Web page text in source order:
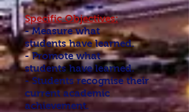
Specific Objectives:
- Measure what
students have learned.
- Promote what
students have learned.
- Students recognise their
current academic
achievement.